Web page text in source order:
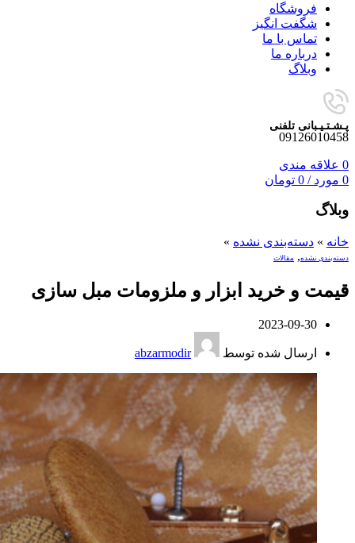
فروشگاه
شگفت انگیز
تماس با ما
درباره ما
وبلاگ
پـشـتـیـبانی تلفنی
09126010458
0 علاقه مندی
0 مورد /
0 تومان
وبلاگ
خانه » دسته‌بندی نشده »
دسته‌بندی نشده, مقالات
قیمت و خرید ابزار و ملزومات مبل سازی
2023-09-30
ارسال شده توسط abzarmodir